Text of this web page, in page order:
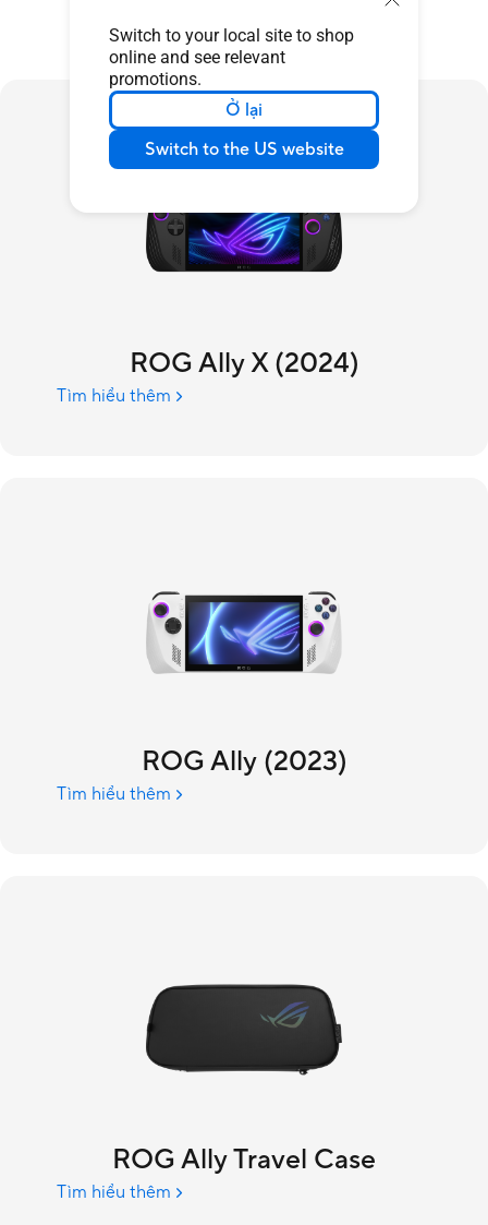
Switch to your local site to shop
online and see relevant
promotions.
Ở lại
Switch to the US website
ROG Ally X (2024)
Tìm hiểu thêm
ROG Ally (2023)
Tìm hiểu thêm
ROG Ally Travel Case
Tìm hiểu thêm